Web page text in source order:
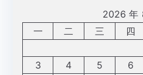
2026 年
一
二 三 四
3
4 5 6